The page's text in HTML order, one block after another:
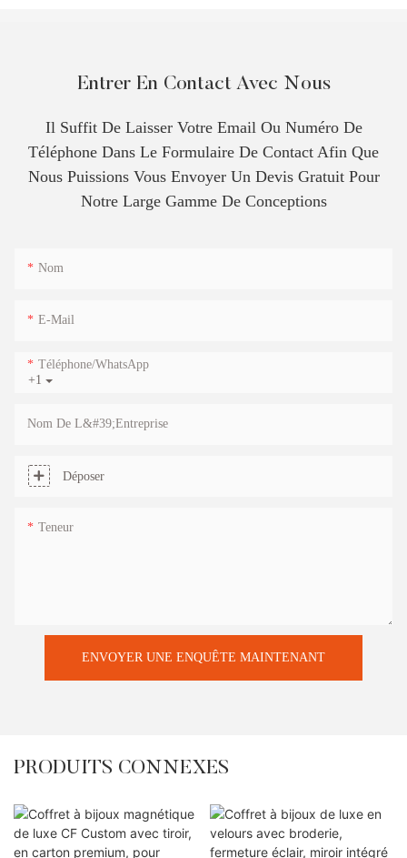
Entrer En Contact Avec Nous
Il Suffit De Laisser Votre Email Ou Numéro De
Téléphone Dans Le Formulaire De Contact Afin Que
Nous Puissions Vous Envoyer Un Devis Gratuit Pour
Notre Large Gamme De Conceptions
Nom
E-Mail
+1
Téléphone/WhatsApp
Nom De L&#39;entreprise
Déposer
Teneur
ENVOYER UNE ENQUÊTE MAINTENANT
PRODUITS CONNEXES